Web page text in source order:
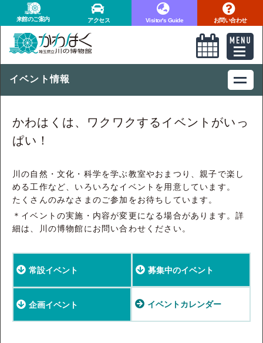
来館のご案内 アクセス Visitor's Guide お問い合わせ
イベント情報
かわはくは、ワクワクするイベントがいっ
ぱい！
川の自然・文化・科学を学ぶ教室やおまつり、親子で楽し
める工作など、いろいろなイベントを用意しています。
たくさんのみなさまのご参加をお待ちしています。
＊イベントの実施・内容が変更になる場合があります。詳
細は、川の博物館にお問い合わせください。
常設イベント 募集中のイベント
企画イベント イベントカレンダー